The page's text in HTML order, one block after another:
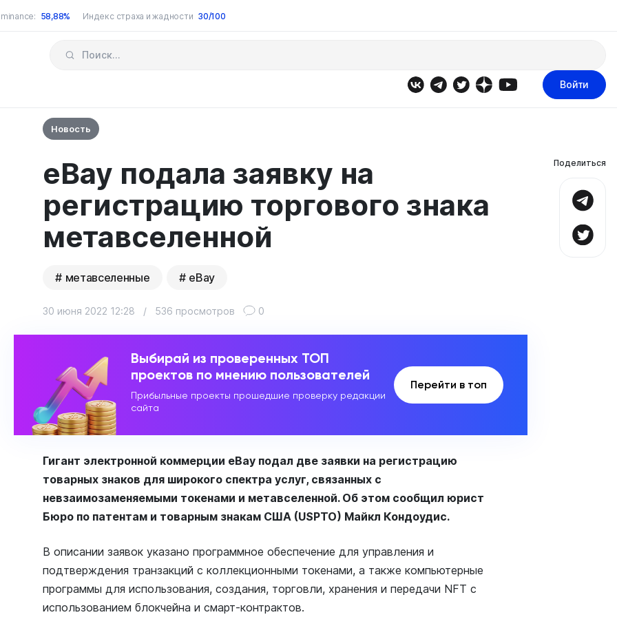
58,88% Индекс страха и жадности 30/100
Войти
Новость
eBay подала заявку на
регистрацию торгового знака
метавселенной
метавселенные eBay
30 июня 2022 12:28 / 536 просмотров 0
Выбирай из проверенных ТОП
проектов по мнению пользователей
Прибыльные проекты прошедшие проверку редакции
сайта
Перейти в топ
Гигант электронной коммерции eBay подал две заявки на регистрацию
товарных знаков для широкого спектра услуг, связанных с
невзаимозаменяемыми токенами и метавселенной. Об этом сообщил юрист
Бюро по патентам и товарным знакам США (USPTO) Майкл Кондоудис.
В описании заявок указано программное обеспечение для управления и
подтверждения транзакций с коллекционными токенами, а также компьютерные
программы для использования, создания, торговли, хранения и передачи NFT с
использованием блокчейна и смарт-контрактов.
Поделиться